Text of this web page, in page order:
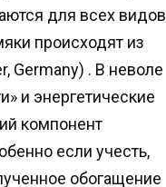
для всех видов
происходят из
Germany) . В неволе
и энергетические
компонент
если учесть,
обогащение